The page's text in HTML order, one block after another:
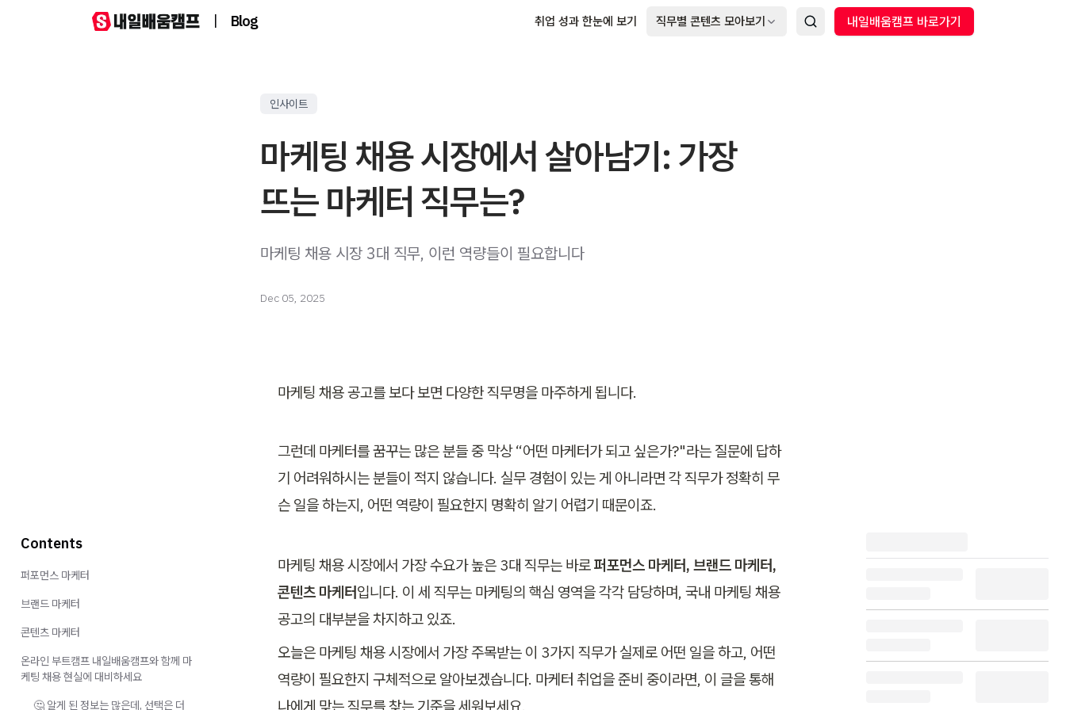
| Blog 취업 성과 한눈에 보기 직무별 콘텐츠 모아보기 내일배움캠프 바로가기
인사이트
마케팅 채용 시장에서 살아남기: 가장
뜨는 마케터 직무는?
마케팅 채용 시장 3대 직무, 이런 역량들이 필요합니다
Dec 05, 2025
마케팅 채용 공고를 보다 보면 다양한 직무명을 마주하게 됩니다.
그런데 마케터를 꿈꾸는 많은 분들 중 막상 “어떤 마케터가 되고 싶은가?"라는 질문에 답하
기 어려워하시는 분들이 적지 않습니다. 실무 경험이 있는 게 아니라면 각 직무가 정확히 무
슨 일을 하는지, 어떤 역량이 필요한지 명확히 알기 어렵기 때문이죠.
마케팅 채용 시장에서 가장 수요가 높은 3대 직무는 바로 퍼포먼스 마케터, 브랜드 마케터,
콘텐츠 마케터입니다. 이 세 직무는 마케팅의 핵심 영역을 각각 담당하며, 국내 마케팅 채용
오늘은 마케팅 채용 시장에서 가장 주목받는 이 3가지 직무가 실제로 어떤 일을 하고, 어떤
역량이 필요한지 구체적으로 알아보겠습니다. 마케터 취업을 준비 중이라면, 이 글을 통해
나에게 맞는 직무를 찾는 기준을 세워보세요.
Contents
퍼포먼스 마케터
브랜드 마케터
콘텐츠 마케터
온라인 부트캠프 내일배움캠프와 함께 마
케팅 채용 현실에 대비하세요
🤔 알게 된 정보는 많은데, 선택은 더